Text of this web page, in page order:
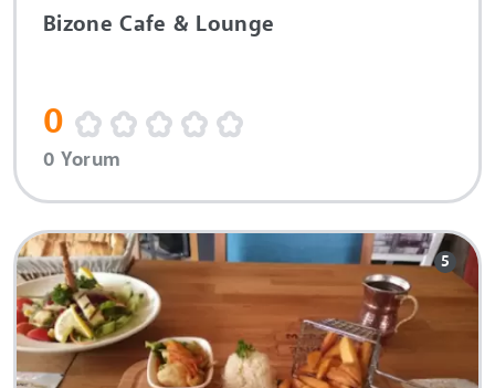
Bizone Cafe & Lounge
0
0 Yorum
5